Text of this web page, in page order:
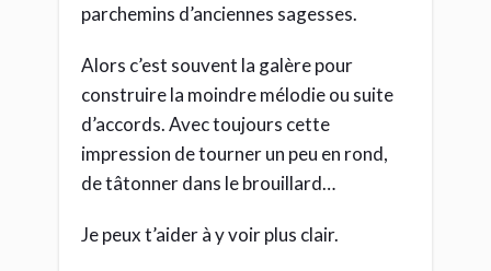
parchemins d’anciennes sagesses.
Alors c’est souvent la galère pour
construire la moindre mélodie ou suite
d’accords. Avec toujours cette
impression de tourner un peu en rond,
de tâtonner dans le brouillard…
Je peux t’aider à y voir plus clair.